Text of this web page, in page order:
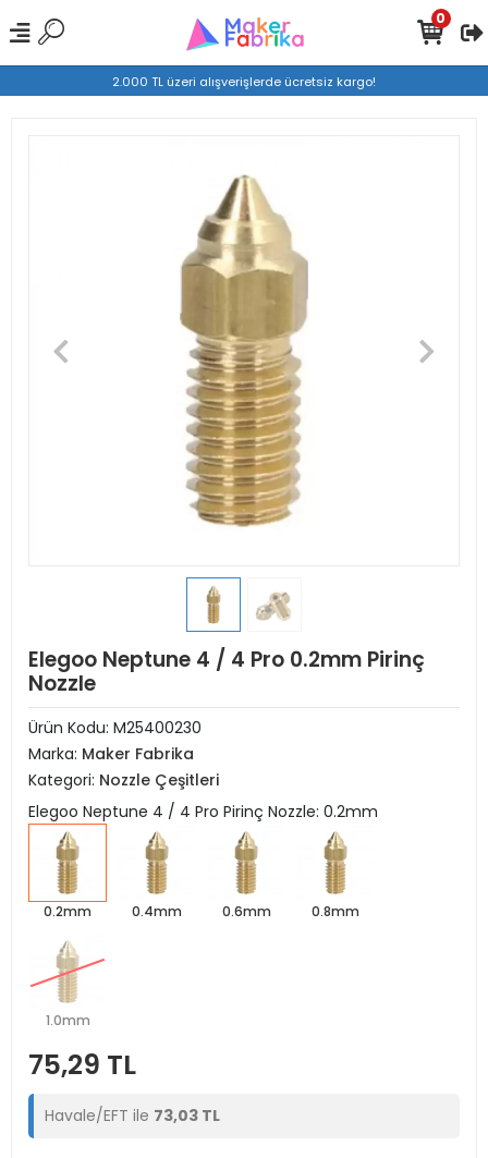
2.000 TL üzeri alışverişlerde ücretsiz kargo!
0
Elegoo Neptune 4 / 4 Pro 0.2mm Pirinç
Nozzle
Ürün Kodu: M25400230
Marka: Maker Fabrika
Kategori: Nozzle Çeşitleri
Elegoo Neptune 4 / 4 Pro Pirinç Nozzle: 0.2mm
0.2mm 0.4mm 0.6mm 0.8mm
1.0mm
75,29 TL
Havale/EFT ile 73,03 TL